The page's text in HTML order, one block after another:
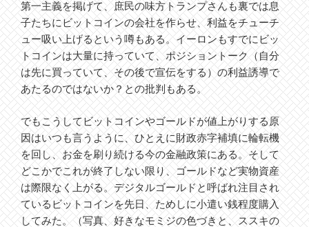
第一主義を掲げて、庶民の味方トランプさんも裏では息
子たちにビットコインの会社を作らせ、利益をチューチ
ュー吸い上げるという噂もある。イーロンもすでにビッ
トコインは大量に持っていて、ポジショントーク（自分
は先に買っていて、その後で宣伝をする）の利益誘導で
あたるのではないか？との批判もある。
でもこうしてビットコインやゴールドが値上がりする原
因はいつも言うように、ひとえに財政赤字補填に輪転機
を回し、お金を刷り続ける今の金融政策にある。そして
どこかでこれが終了しない限り、ゴールドなど実物資産
は際限なく上がる。デジタルゴールドと呼ばれ注目され
ているビットコインを先日、ためしに小遣い銭程度購入
してみた。（写真、好きなモミジの色づきと、ススキの